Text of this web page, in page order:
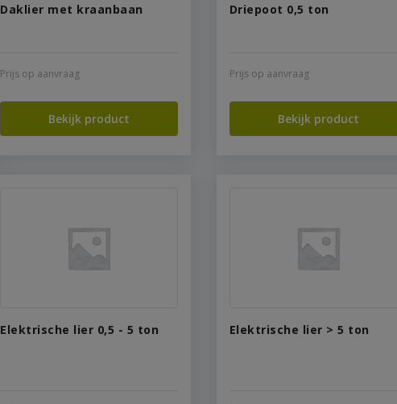
Daklier met kraanbaan
Prijs op aanvraag
Bekijk product
Driepoot 0,5 ton
Prijs op aanvraag
Bekijk product
Elektrische lier 0,5 - 5 ton Elektrische lier > 5 ton